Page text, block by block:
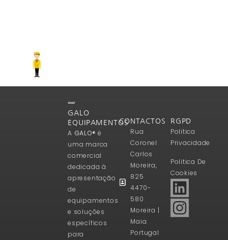
GALO
EQUIPAMENTOS
A GALO® é
uma marca
comercial
dedicada à
apresentação
de
equipamentos
e soluções
específicos
para
CONTACTOS
Rua
Coronel
Carlos
Moreira,
825
4470-
580
Moreira |
Maia
Portugal
RGPD
Politica
Privacidade
Politica De
Cookies